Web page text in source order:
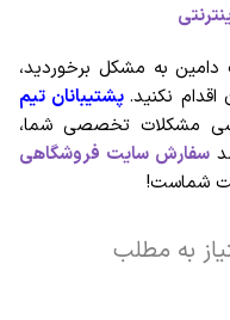
به مشکل برخوردید،
نکنید. پشتیبانان تیم
مشکلات تخصصی شما،
سفارش سایت فروشگاهی
شماست!
به مطلب